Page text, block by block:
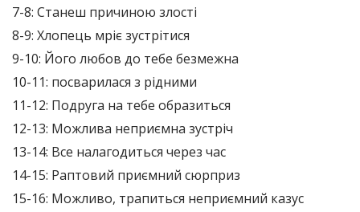
7-8: Станеш причиною злості
8-9: Хлопець мріє зустрітися
9-10: Його любов до тебе безмежна
10-11: посварилася з рідними
11-12: Подруга на тебе образиться
12-13: Можлива неприємна зустріч
13-14: Все налагодиться через час
14-15: Раптовий приємний сюрприз
15-16: Можливо, трапиться неприємний казус